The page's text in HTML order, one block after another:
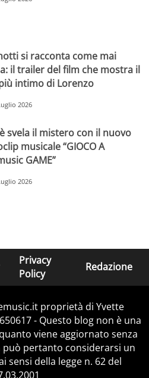
si racconta come mai
il trailer del film che mostra il
intimo di Lorenzo
2026
svela il mistero con il nuovo
musicale “GIOCO A
GAME”
2026
Privacy
Policy
Redazione
proprietà di Yvette
- Questo blog non è una
viene aggiornato senza
pertanto considerarsi un
sensi della legge n. 62 del